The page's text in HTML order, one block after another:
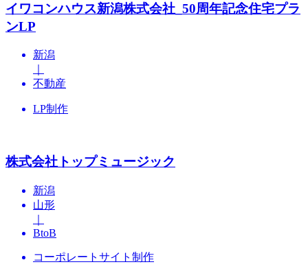
イワコンハウス新潟株式会社_50周年記念住宅プラ
ンLP
新潟
不動産
LP制作
株式会社トップミュージック
新潟
山形
BtoB
コーポレートサイト制作